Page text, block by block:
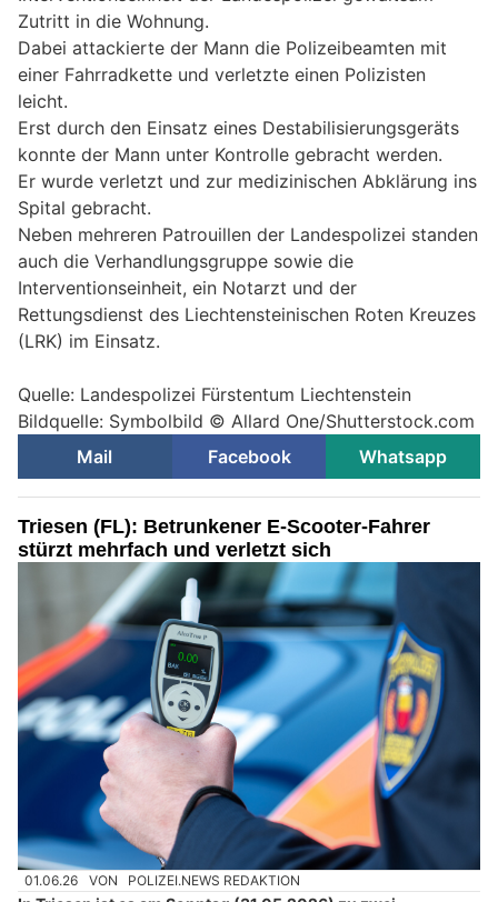
Zutritt in die Wohnung.
Dabei attackierte der Mann die Polizeibeamten mit
einer Fahrradkette und verletzte einen Polizisten
leicht.
Erst durch den Einsatz eines Destabilisierungsgeräts
konnte der Mann unter Kontrolle gebracht werden.
Er wurde verletzt und zur medizinischen Abklärung ins
Spital gebracht.
Neben mehreren Patrouillen der Landespolizei standen
auch die Verhandlungsgruppe sowie die
Interventionseinheit, ein Notarzt und der
Rettungsdienst des Liechtensteinischen Roten Kreuzes
(LRK) im Einsatz.
Quelle: Landespolizei Fürstentum Liechtenstein
Bildquelle: Symbolbild © Allard One/Shutterstock.com
Mail
Facebook Whatsapp
Triesen (FL): Betrunkener E-Scooter-Fahrer
stürzt mehrfach und verletzt sich
01.06.26 VON POLIZEI.NEWS REDAKTION